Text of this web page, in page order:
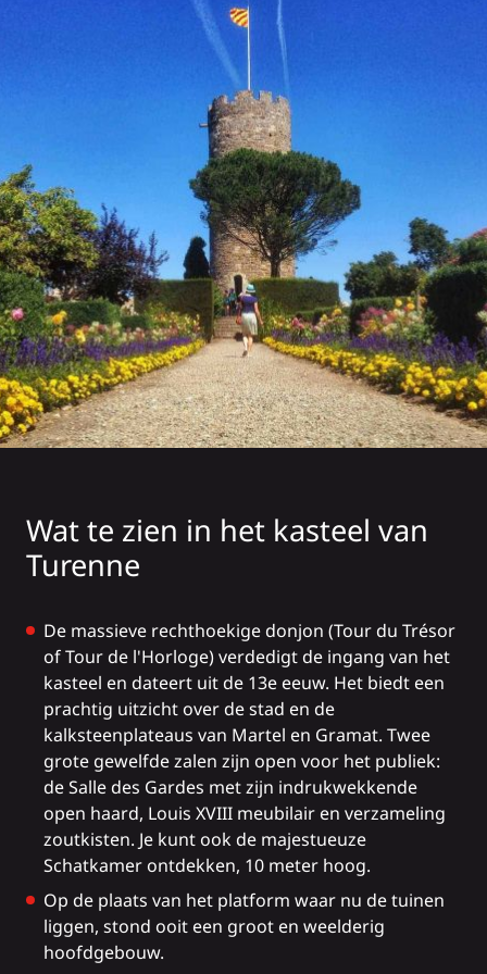
Wat te zien in het kasteel van
Turenne
De massieve rechthoekige donjon (Tour du Trésor
of Tour de l'Horloge) verdedigt de ingang van het
kasteel en dateert uit de 13e eeuw. Het biedt een
prachtig uitzicht over de stad en de
kalksteenplateaus van Martel en Gramat. Twee
grote gewelfde zalen zijn open voor het publiek:
de Salle des Gardes met zijn indrukwekkende
open haard, Louis XVIII meubilair en verzameling
zoutkisten. Je kunt ook de majestueuze
Schatkamer ontdekken, 10 meter hoog.
Op de plaats van het platform waar nu de tuinen
liggen, stond ooit een groot en weelderig
hoofdgebouw.